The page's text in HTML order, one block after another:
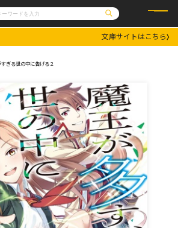
通販・NEWS
OVERLAP STORE
オーバーラップ広報室
ルディングス
お問い合わせはこちら
オーバーラップ文庫
オーバーラップノベルス
文庫サイトはこちら
ぎる世の中に告げる２